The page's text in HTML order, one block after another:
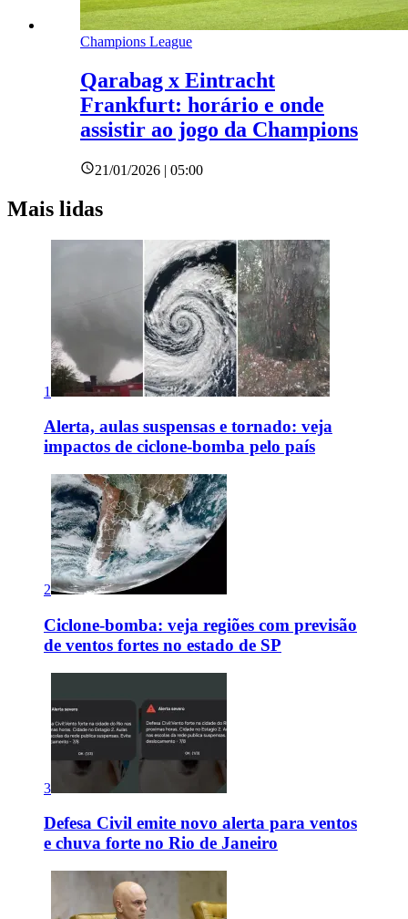
Champions League
Qarabag x Eintracht
Frankfurt: horário e onde
assistir ao jogo da Champions
21/01/2026 | 05:00
Mais lidas
1
Alerta, aulas suspensas e tornado: veja
impactos de ciclone-bomba pelo país
2
Ciclone-bomba: veja regiões com previsão
de ventos fortes no estado de SP
3
Defesa Civil emite novo alerta para ventos
e chuva forte no Rio de Janeiro